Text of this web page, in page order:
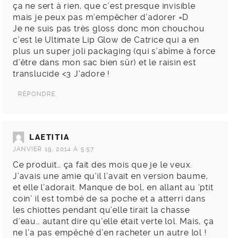
ça ne sert à rien, que c’est presque invisible
mais je peux pas m’empêcher d’adorer =D
Je ne suis pas très gloss donc mon chouchou
c’est le Ultimate Lip Glow de Catrice qui a en
plus un super joli packaging (qui s’abîme à force
d’être dans mon sac bien sûr) et le raisin est
translucide <3 J'adore !
RÉPONDRE
LAETITIA
JANVIER 19, 2014 À 5:57
Ce produit… ça fait des mois que je le veux.
J’avais une amie qu’il l’avait en version baume,
et elle l’adorait. Manque de bol, en allant au ‘ptit
coin’ il est tombé de sa poche et a atterri dans
les chiottes pendant qu’elle tirait la chasse
d’eau… autant dire qu’elle était verte lol. Mais, ça
ne l’a pas empêché d’en racheter un autre lol !